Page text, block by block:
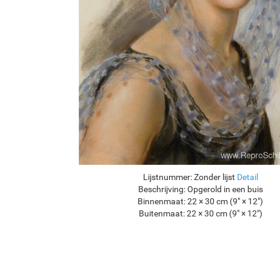
Lijstnummer: Zonder lijst Detail
Beschrijving: Opgerold in een buis
Binnenmaat: 22 × 30 cm (9" × 12")
Buitenmaat: 22 × 30 cm (9" × 12")